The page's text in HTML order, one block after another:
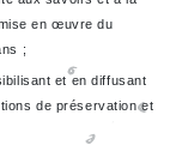
en œuvre du
;
et en diffusant
de préservation et